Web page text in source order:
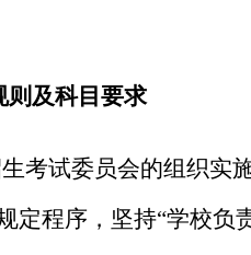
则 及科目要求
考试委员会的组织实
定程序，坚持“学校负